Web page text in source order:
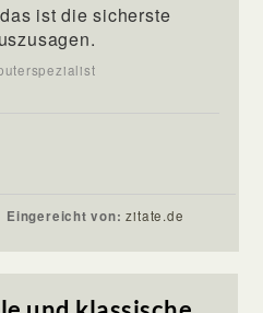
ist die sicherste
Eingereicht von:zitate.de